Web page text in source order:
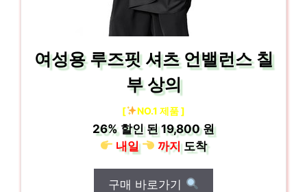
여성용 루즈핏 셔츠 언밸런스 칠
부 상의
[ NO.1 제품 ]
26% 할인 된19,800 원
내일
까지도착
구매 바로가기